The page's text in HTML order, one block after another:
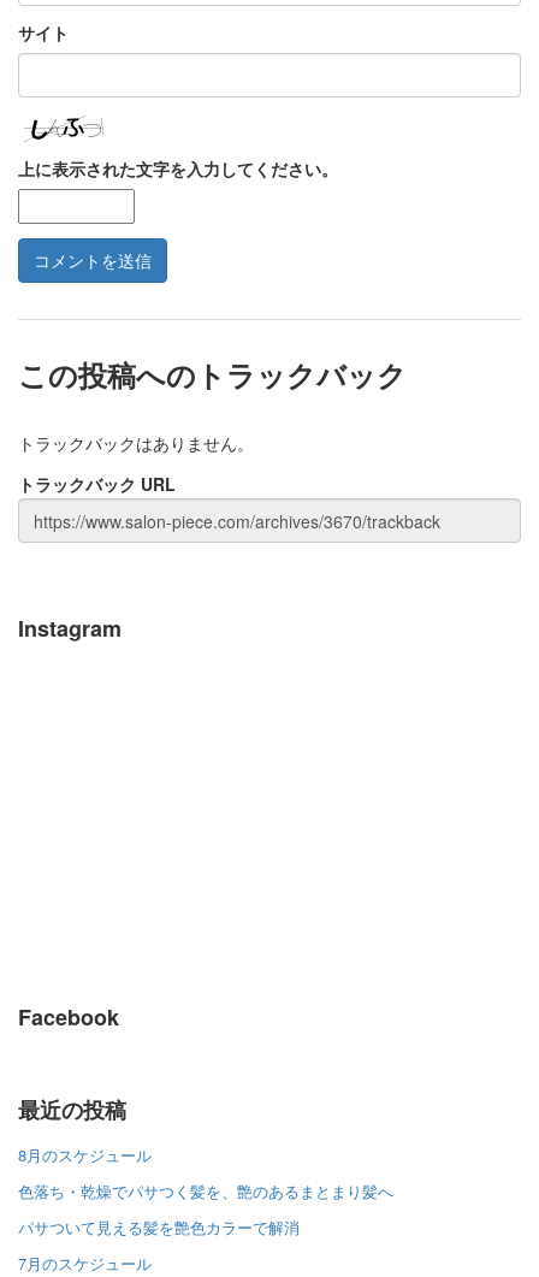
サイト
上に表示された文字を入力してください。
この投稿へのトラックバック
トラックバックはありません。
トラックバック URL
Instagram
Facebook
最近の投稿
8月のスケジュール
色落ち・乾燥でパサつく髪を、艶のあるまとまり髪へ
パサついて見える髪を艶色カラーで解消
7月のスケジュール